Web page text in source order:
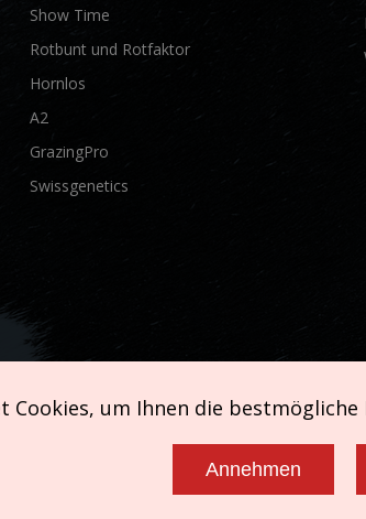
Show Time
Rotbunt und Rotfaktor
Hornlos
A2
GrazingPro
Swissgenetics
Cookies, um Ihnen die
Annehmen